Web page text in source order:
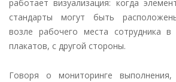
работает визуализация: когда
стандарты могут быть
возле рабочего места сотрудника в
плакатов, с другой стороны.
Говоря о мониторинге выполнения,